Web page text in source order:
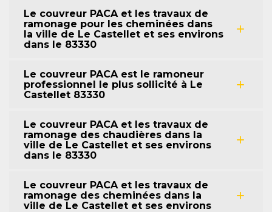
Le couvreur PACA et les travaux de
ramonage pour les cheminées dans
la ville de Le Castellet et ses environs
dans le 83330
Le couvreur PACA est le ramoneur
professionnel le plus sollicité à Le
Castellet 83330
Le couvreur PACA et les travaux de
ramonage des chaudières dans la
ville de Le Castellet et ses environs
dans le 83330
Le couvreur PACA et les travaux de
ramonage des cheminées dans la
ville de Le Castellet et ses environs